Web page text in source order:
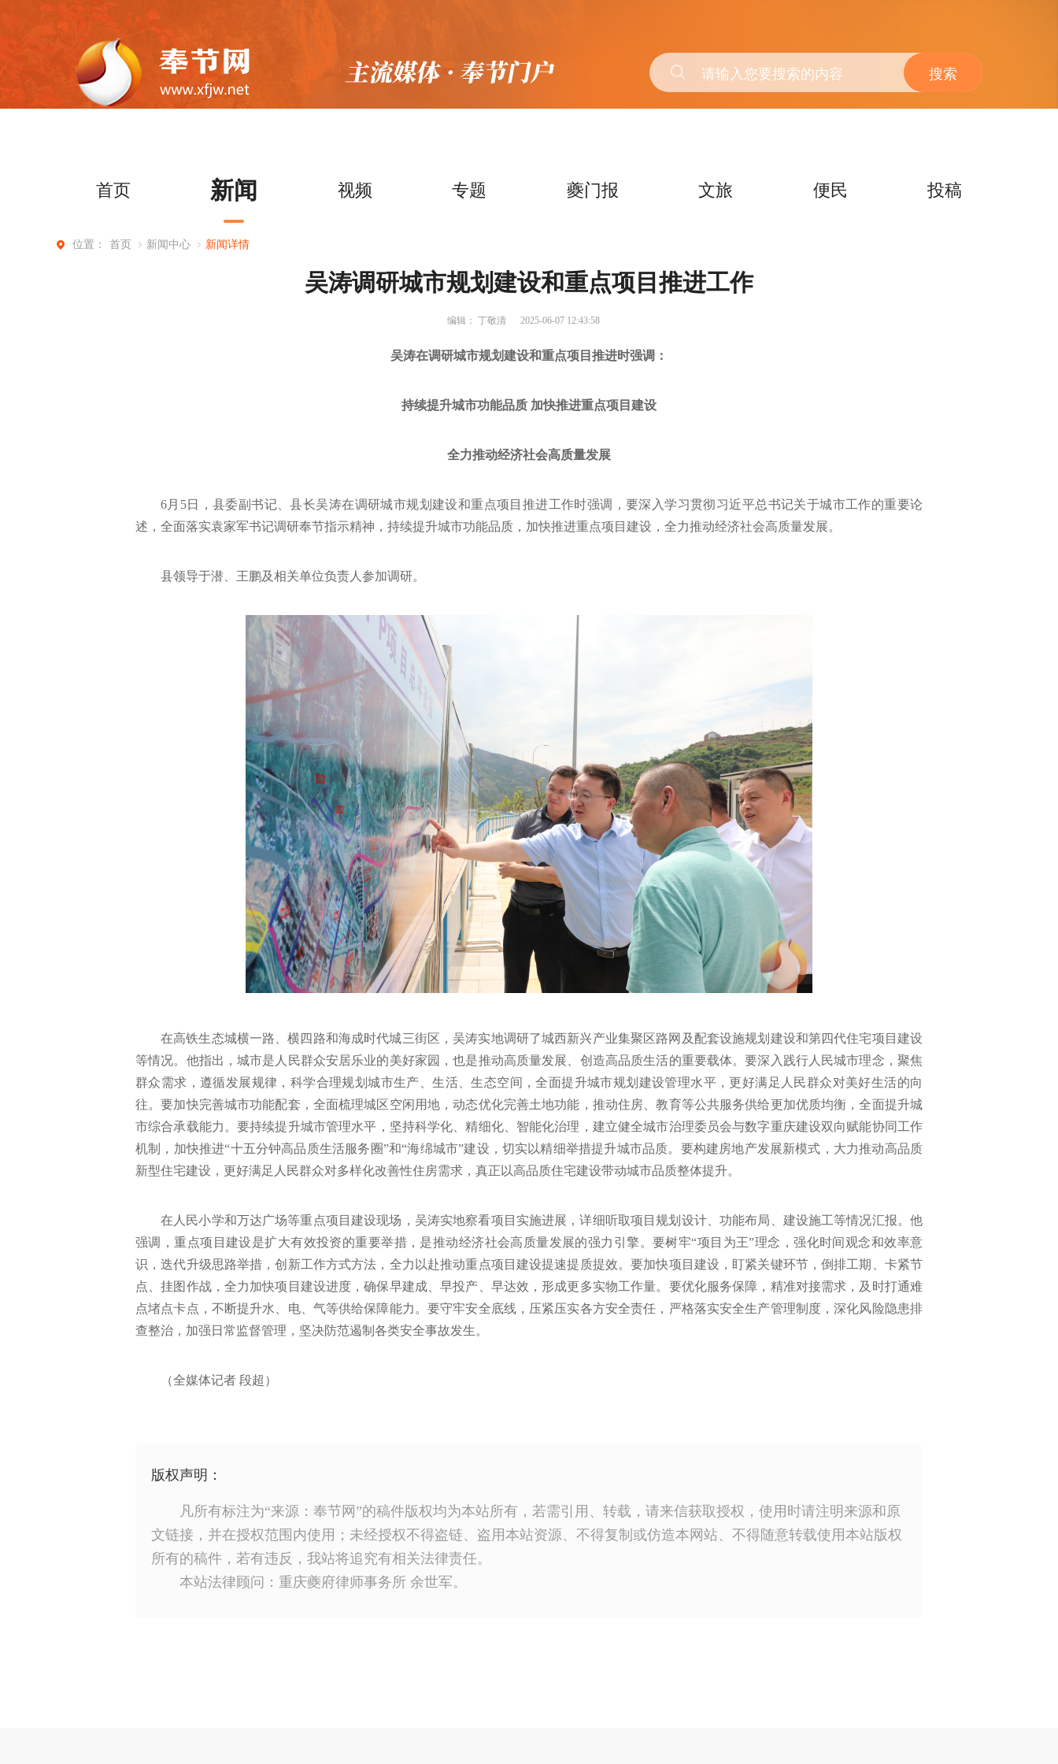
搜索
首页 新闻 视频 专题 夔门报 文旅 便民 投稿
位置： 首页 新闻中心 新闻详情
吴涛调研城市规划建设和重点项目推进工作
编辑： 丁敬清 2025-06-07 12:43:58
吴涛在调研城市规划建设和重点项目推进时强调：
持续提升城市功能品质 加快推进重点项目建设
全力推动经济社会高质量发展
6月5日，县委副书记、县长吴涛在调研城市规划建设和重点项目推进工作时强调，要深入学习贯彻习近平总书记关于城市工作的重要论
述，全面落实袁家军书记调研奉节指示精神，持续提升城市功能品质，加快推进重点项目建设，全力推动经济社会高质量发展。
县领导于潜、王鹏及相关单位负责人参加调研。
在高铁生态城横一路、横四路和海成时代城三街区，吴涛实地调研了城西新兴产业集聚区路网及配套设施规划建设和第四代住宅项目建设
等情况。他指出，城市是人民群众安居乐业的美好家园，也是推动高质量发展、创造高品质生活的重要载体。要深入践行人民城市理念，聚焦
群众需求，遵循发展规律，科学合理规划城市生产、生活、生态空间，全面提升城市规划建设管理水平，更好满足人民群众对美好生活的向
往。要加快完善城市功能配套，全面梳理城区空闲用地，动态优化完善土地功能，推动住房、教育等公共服务供给更加优质均衡，全面提升城
市综合承载能力。要持续提升城市管理水平，坚持科学化、精细化、智能化治理，建立健全城市治理委员会与数字重庆建设双向赋能协同工作
机制，加快推进“十五分钟高品质生活服务圈”和“海绵城市”建设，切实以精细举措提升城市品质。要构建房地产发展新模式，大力推动高品质
新型住宅建设，更好满足人民群众对多样化改善性住房需求，真正以高品质住宅建设带动城市品质整体提升。
在人民小学和万达广场等重点项目建设现场，吴涛实地察看项目实施进展，详细听取项目规划设计、功能布局、建设施工等情况汇报。他
强调，重点项目建设是扩大有效投资的重要举措，是推动经济社会高质量发展的强力引擎。要树牢“项目为王”理念，强化时间观念和效率意
识，迭代升级思路举措，创新工作方式方法，全力以赴推动重点项目建设提速提质提效。要加快项目建设，盯紧关键环节，倒排工期、卡紧节
点、挂图作战，全力加快项目建设进度，确保早建成、早投产、早达效，形成更多实物工作量。要优化服务保障，精准对接需求，及时打通难
点堵点卡点，不断提升水、电、气等供给保障能力。要守牢安全底线，压紧压实各方安全责任，严格落实安全生产管理制度，深化风险隐患排
查整治，加强日常监督管理，坚决防范遏制各类安全事故发生。
（全媒体记者 段超）
版权声明：
凡所有标注为“来源：奉节网”的稿件版权均为本站所有，若需引用、转载，请来信获取授权，使用时请注明来源和原
文链接，并在授权范围内使用；未经授权不得盗链、盗用本站资源、不得复制或仿造本网站、不得随意转载使用本站版权
所有的稿件，若有违反，我站将追究有相关法律责任。
本站法律顾问：重庆夔府律师事务所 余世军。